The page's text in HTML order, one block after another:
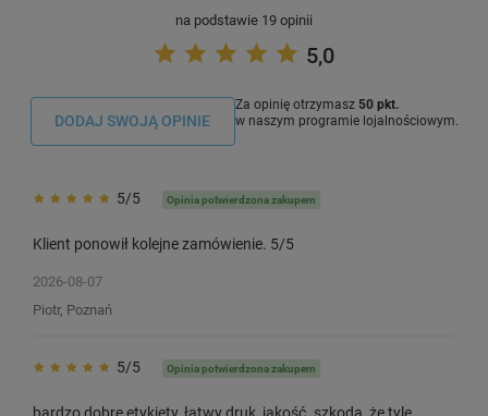
na podstawie 19 opinii
5,0
DODAJ SWOJĄ OPINIE
Za opinię otrzymasz 50 pkt.
w naszym programie lojalnościowym.
5/5 Opinia potwierdzona zakupem
Klient ponowił kolejne zamówienie. 5/5
2026-08-07
Piotr, Poznań
5/5 Opinia potwierdzona zakupem
bardzo dobre etykiety, łatwy druk, jakość. szkoda, że tyle